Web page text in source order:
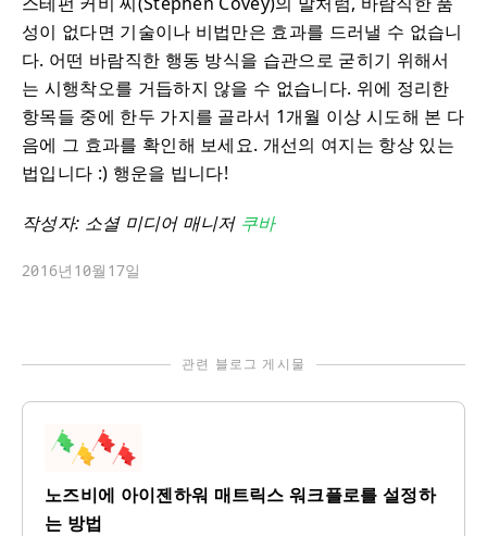
성이 없다면 기술이나 비법만은 효과를 드러낼 수 없습니
다. 어떤 바람직한 행동 방식을 습관으로 굳히기 위해서
는 시행착오를 거듭하지 않을 수 없습니다. 위에 정리한
항목들 중에 한두 가지를 골라서 1개월 이상 시도해 본 다
음에 그 효과를 확인해 보세요. 개선의 여지는 항상 있는
법입니다 :) 행운을 빕니다!
작성자: 소셜 미디어 매니저 쿠바
2016년10월17일
관련 블로그 게시물
노즈비에 아이젠하워 매트릭스 워크플로를 설정하
는 방법